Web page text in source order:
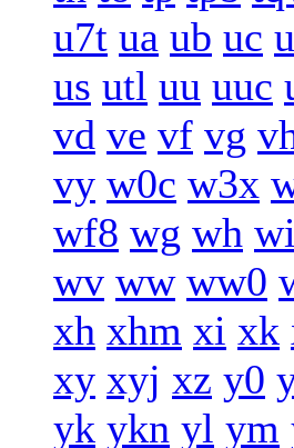
u7t ua ub uc
us utl uu uuc
vd ve vf vg
vy w0c w3x
wf8 wg wh wi
wv ww ww0
xh xhm xi xk
xy xyj xz y0
yk ykn yl ym